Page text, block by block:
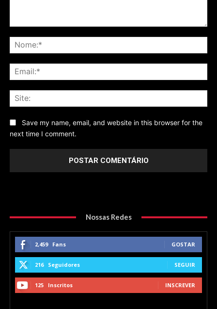
Save my name, email, and website in this browser for the
next time I comment.
Nossas Redes
2,459 Fans GOSTAR
216 Seguidores SEGUIR
125 Inscritos INSCREVER